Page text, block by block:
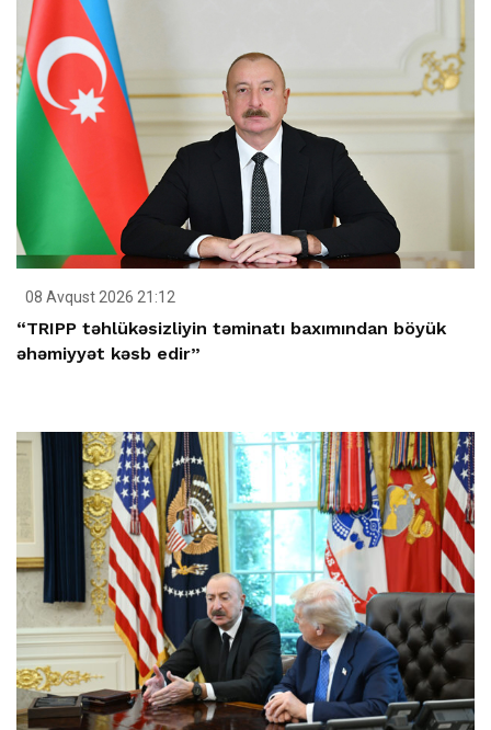
08 Avqust 2026 21:12
“TRIPP təhlükəsizliyin təminatı baxımından böyük
əhəmiyyət kəsb edir”